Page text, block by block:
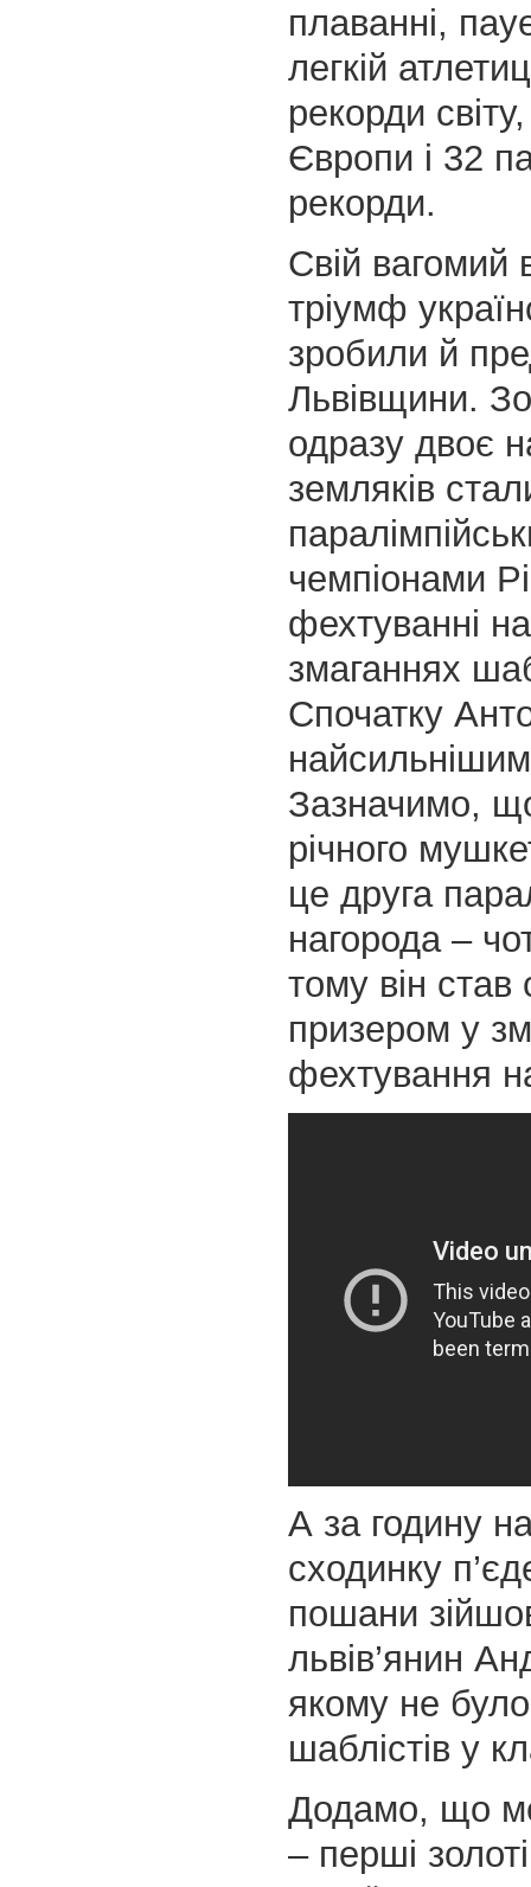
плаванні,
легкій
рекорди
Європи і 32
рекорди.
Свій вагомий
тріумф
зробили й
Львівщини.
одразу двоє
земляків
чемпіонами
фехтуванні
змаганнях
Спочатку
Зазначимо,
річного
це друга
нагорода –
тому він став
призером у
фехтування
А за годину
сходинку
пошани
львів’янин
якому не
шаблістів у
Додамо, що
– перші